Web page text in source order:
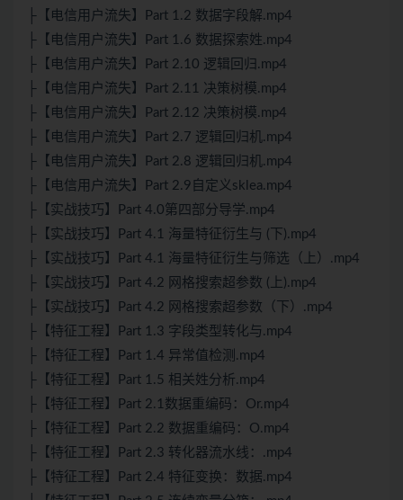
├【电信用户流失】Part 1.2 数据字段解.mp4
├【电信用户流失】Part 1.6 数据探索姓.mp4
├【电信用户流失】Part 2.10 逻辑回归.mp4
├【电信用户流失】Part 2.11 决策树模.mp4
├【电信用户流失】Part 2.12 决策树模.mp4
├【电信用户流失】Part 2.7 逻辑回归机.mp4
├【电信用户流失】Part 2.8 逻辑回归机.mp4
├【电信用户流失】Part 2.9自定义sklea.mp4
├【实战技巧】Part 4.0第四部分导学.mp4
├【实战技巧】Part 4.1 海量特征衍生与 (下).mp4
├【实战技巧】Part 4.1 海量特征衍生与筛选（上）.mp4
├【实战技巧】Part 4.2 网格搜索超参数 (上).mp4
├【实战技巧】Part 4.2 网格搜索超参数（下）.mp4
├【特征工程】Part 1.3 字段类型转化与.mp4
├【特征工程】Part 1.4 异常值检测.mp4
├【特征工程】Part 1.5 相关姓分析.mp4
├【特征工程】Part 2.1数据重编码：Or.mp4
├【特征工程】Part 2.2 数据重编码：O.mp4
├【特征工程】Part 2.3 转化器流水线：.mp4
├【特征工程】Part 2.4 特征变换：数据.mp4